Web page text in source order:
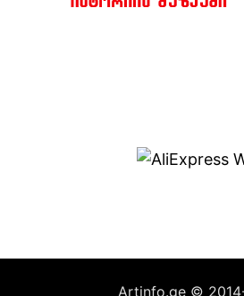
Artinfo.ge ©